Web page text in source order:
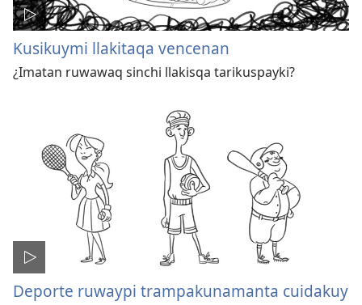
Kusikuymi llakitaqa vencenan
¿Imatan ruwawaq sinchi llakisqa tarikuspayki?
Deporte ruwaypi trampakunamanta cuidakuy